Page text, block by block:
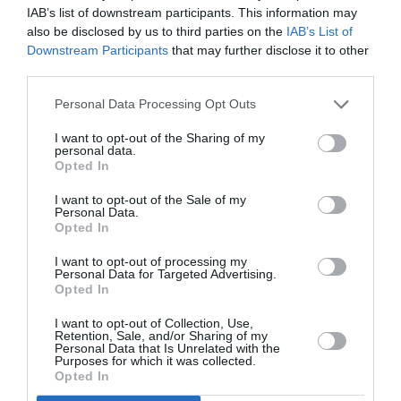
IAB’s list of downstream participants. This information may
also be disclosed by us to third parties on the IAB’s List of
Downstream Participants that may further disclose it to other
Personal Data Processing Opt Outs
I want to opt-out of the Sharing of my
personal data.
Opted In
I want to opt-out of the Sale of my
Personal Data.
Opted In
I want to opt-out of processing my
Personal Data for Targeted Advertising.
Opted In
I want to opt-out of Collection, Use,
Retention, Sale, and/or Sharing of my
Personal Data that Is Unrelated with the
Purposes for which it was collected.
Opted In
En travail salarié(« lavoro subordinato »)
conversion en permis de séjour pour travail salarié de:
4.060permis de séjour pour travail saisonnier;
1.500permis de séjour pour études, formation
et/ou formation professionnelle;
200permis de séjour UE longue durée, délivrés à
des ressortissants de pays-tiers non-UE.
En travail indépendant
Dans le cadre du quota visé à l’article 2, la conversion
en permis de séjour pour travail indépendant de: